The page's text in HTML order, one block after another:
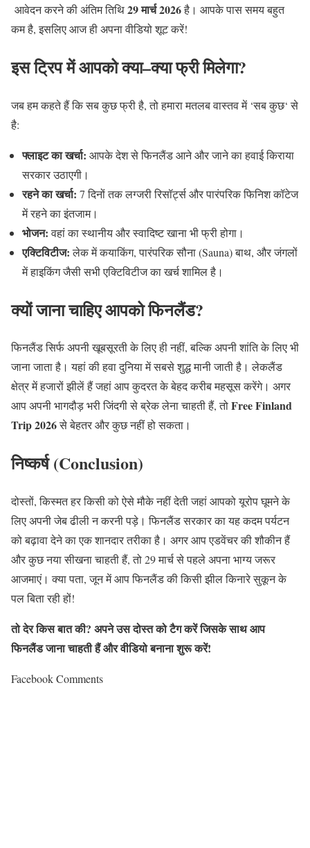
आवेदन करने की अंतिम तिथि29मार्च2026है। आपके पास समय बहुत
कम है,इसलिए आज ही अपना वीडियो शूट करें!
इसट्रिपमेंआपकोक्या–क्याफ्रीमिलेगा?
जब हम कहते हैं कि सब कुछ फ्री है,तो हमारा मतलब वास्तव में‘सब कुछ‘से
है:
फ्लाइटकाखर्चा: आपके देश से फिनलैंड आने और जाने का हवाई किराया
सरकार उठाएगी।
रहनेकाखर्चा: 7दिनों तक लग्जरी रिसॉर्ट्स और पारंपरिक फिनिश कॉटेज
में रहने का इंतजाम।
भोजन: वहां का स्थानीय और स्वादिष्ट खाना भी फ्री होगा।
एक्टिविटीज: लेक में कयाकिंग,पारंपरिक सौना(Sauna)बाथ, और जंगलों
में हाइकिंग जैसी सभी एक्टिविटीज का खर्च शामिल है।
क्योंजानाचाहिएआपकोफिनलैंड?
फिनलैंड सिर्फ अपनी खूबसूरती के लिए ही नहीं,बल्कि अपनी शांति के लिए भी
जाना जाता है। यहां की हवा दुनिया में सबसे शुद्ध मानी जाती है। लेकलैंड
क्षेत्र में हजारों झीलें हैं जहां आप कुदरत के बेहद करीब महसूस करेंगे। अगर
आप अपनी भागदौड़ भरी जिंदगी से ब्रेक लेना चाहती हैं,तोFree Finland
Trip 2026से बेहतर और कुछ नहीं हो सकता।
निष्कर्ष(Conclusion)
दोस्तों,किस्मत हर किसी को ऐसे मौके नहीं देती जहां आपको यूरोप घूमने के
लिए अपनी जेब ढीली न करनी पड़े। फिनलैंड सरकार का यह कदम पर्यटन
को बढ़ावा देने का एक शानदार तरीका है। अगर आप एडवेंचर की शौकीन हैं
और कुछ नया सीखना चाहती हैं,तो29मार्च से पहले अपना भाग्य जरूर
आजमाएं। क्या पता,जून में आप फिनलैंड की किसी झील किनारे सुकून के
पल बिता रही हों!
तोदेरकिसबातकी? अपनेउसदोस्तकोटैगकरेंजिसकेसाथआप
फिनलैंडजानाचाहतीहैंऔरवीडियोबनानाशुरूकरें!
Facebook Comments